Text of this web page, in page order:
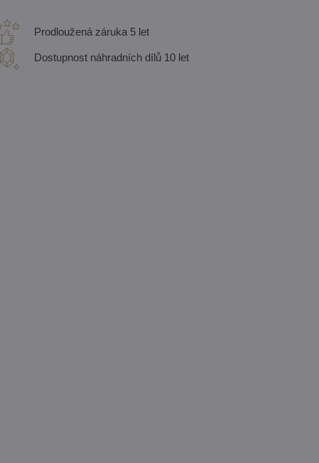
Prodloužená záruka 5 let
Dostupnost náhradních dílů 10 let